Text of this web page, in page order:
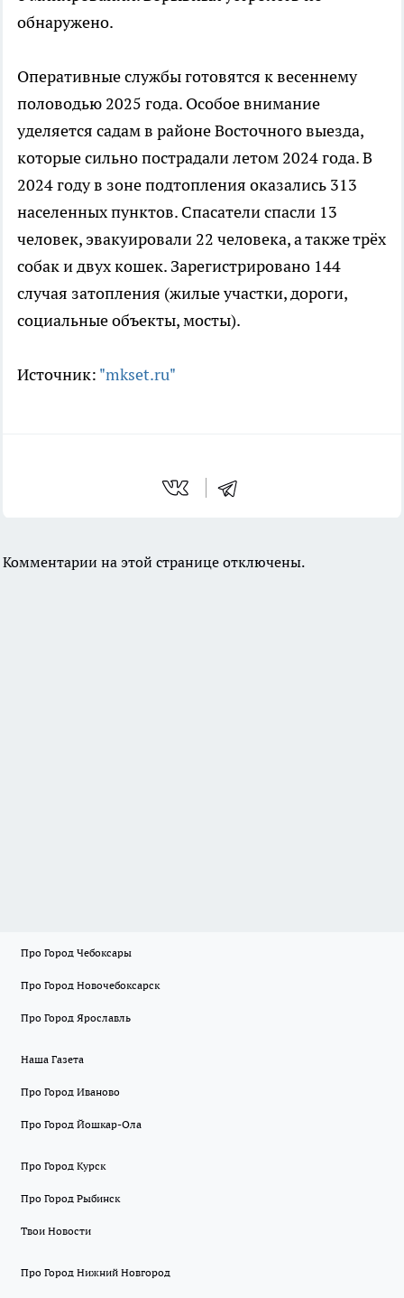
обнаружено.
Оперативные службы готовятся к весеннему
половодью 2025 года. Особое внимание
уделяется садам в районе Восточного выезда,
которые сильно пострадали летом 2024 года. В
2024 году в зоне подтопления оказались 313
населенных пунктов. Спасатели спасли 13
человек, эвакуировали 22 человека, а также трёх
собак и двух кошек. Зарегистрировано 144
случая затопления (жилые участки, дороги,
социальные объекты, мосты).
Источник: "mkset.ru"
Комментарии на этой странице отключены.
Про Город Чебоксары
Про Город Новочебоксарск
Про Город Ярославль
Наша Газета
Про Город Иваново
Про Город Йошкар-Ола
Про Город Курск
Про Город Рыбинск
Твои Новости
Про Город Нижний Новгород